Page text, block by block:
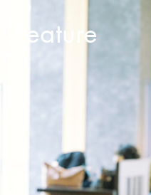
Feature